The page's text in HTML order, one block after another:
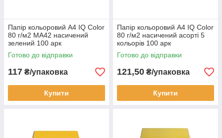
Папір кольоровий А4 IQ Color
80 г/м2 MA42 насичений
зелений 100 арк
Готово до відправки
117 ₴/упаковка
Купити
Папір кольоровий А4 IQ Color
80 г/м2 насичений асорті 5
кольорів 100 арк
Готово до відправки
121,50 ₴/упаковка
Купити